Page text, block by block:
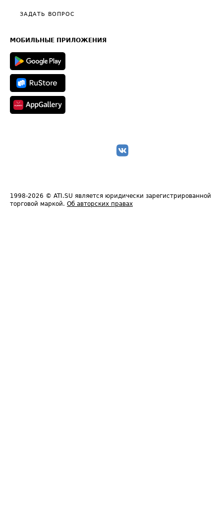
Общие положения
Полезное по перевозкам
Техническая информация
ЗАДАТЬ ВОПРОС
МОБИЛЬНЫЕ ПРИЛОЖЕНИЯ
1998-2026 © ATI.SU является юридически зарегистрированной
торговой маркой. Об авторских правах